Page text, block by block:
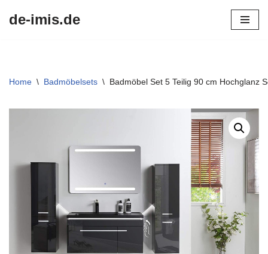
de-imis.de
Home \ Badmöbelsets \ Badmöbel Set 5 Teilig 90 cm Hochglanz